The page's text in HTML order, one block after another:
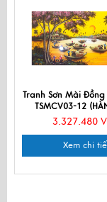
Tranh Sơn Mài
TSMCV03-12
3.327.480
Xem chi